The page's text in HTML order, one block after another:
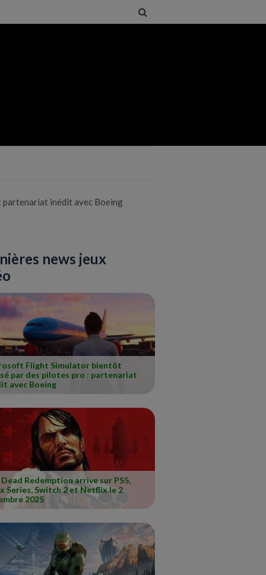
inédit avec Boeing
news jeux
Flight Simulator bientôt
par des pilotes pro : partenariat
avec Boeing
Dead Redemption arrive sur PS5,
Series, Switch 2 et Netflix le 2
2025